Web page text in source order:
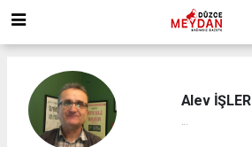
Alev İŞLER